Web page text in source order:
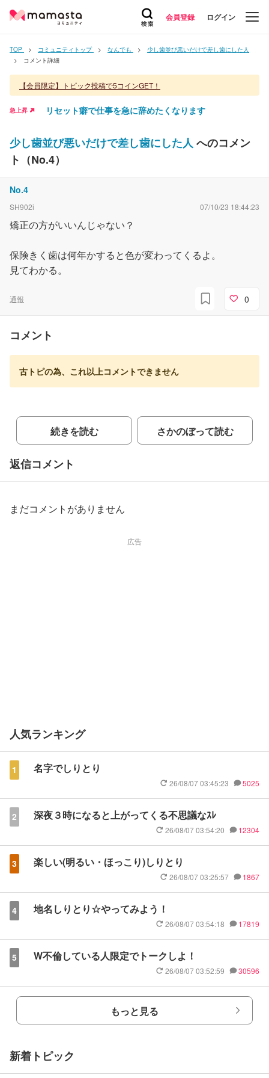
会員登録 ログイン
TOP コミュニティトップ なんでも
少し歯並び悪いだけで差し歯にした人
コメント詳細
【会員限定】トピック投稿で5コインGET！
急上昇 リセット癖で仕事を急に辞めたくなります
少し歯並び悪いだけで差し歯にした人 へのコメン
ト（No.4）
No.4
SH902i 07/10/23 18:44:23
矯正の方がいいんじゃない？
保険きく歯は何年かすると色が変わってくるよ。
見てわかる。
通報 0
コメント
古トピの為、これ以上コメントできません
続きを読む さかのぼって読む
返信コメント
まだコメントがありません
広告
人気ランキング
1 名字でしりとり
26/08/07 03:45:23 5025
2 深夜３時になると上がってくる不思議なｽﾚ
26/08/07 03:54:20 12304
3 楽しい(明るい・ほっこり)しりとり
26/08/07 03:25:57 1867
4 地名しりとり☆やってみよう！
26/08/07 03:54:18 17819
5 W不倫している人限定でトークしよ！
26/08/07 03:52:59 30596
もっと見る
新着トピック